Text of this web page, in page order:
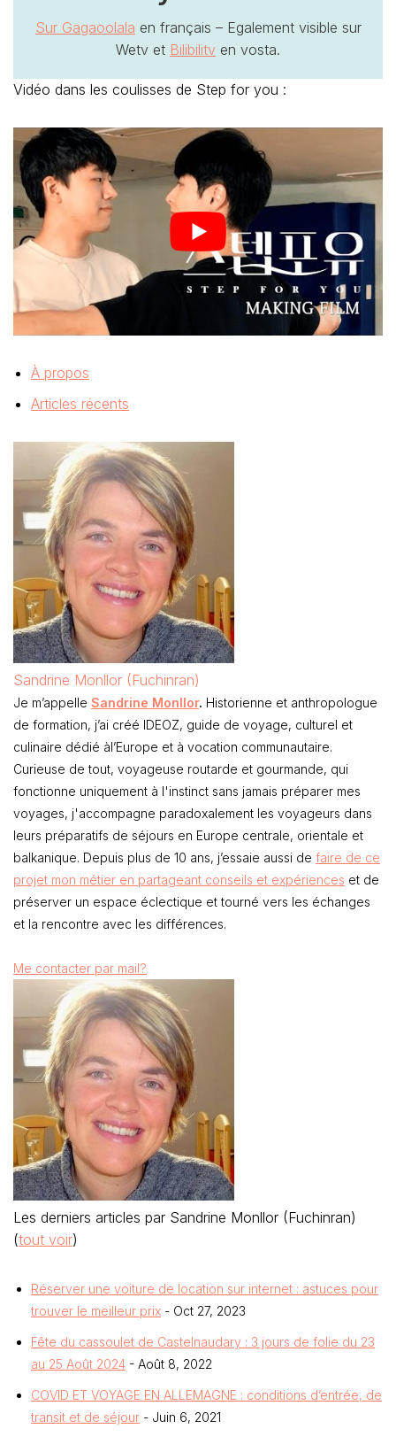
Sur Gagaoolala en français – Egalement visible sur
Wetv et Bilibilitv en vosta.
Vidéo dans les coulisses de Step for you :
À propos
Articles récents
Sandrine Monllor (Fuchinran)
Je m’appelle Sandrine Monllor. Historienne et anthropologue
de formation, j’ai créé IDEOZ, guide de voyage, culturel et
culinaire dédié àl’Europe et à vocation communautaire.
Curieuse de tout, voyageuse routarde et gourmande, qui
fonctionne uniquement à l'instinct sans jamais préparer mes
voyages, j'accompagne paradoxalement les voyageurs dans
leurs préparatifs de séjours en Europe centrale, orientale et
balkanique. Depuis plus de 10 ans, j’essaie aussi de faire de ce
projet mon métier en partageant conseils et expériences et de
préserver un espace éclectique et tourné vers les échanges
et la rencontre avec les différences.
Me contacter par mail?
Les derniers articles par Sandrine Monllor (Fuchinran)
(tout voir)
Réserver une voiture de location sur internet : astuces pour
trouver le meilleur prix - Oct 27, 2023
Fête du cassoulet de Castelnaudary : 3 jours de folie du 23
au 25 Août 2024 - Août 8, 2022
COVID ET VOYAGE EN ALLEMAGNE : conditions d’entrée, de
transit et de séjour - Juin 6, 2021